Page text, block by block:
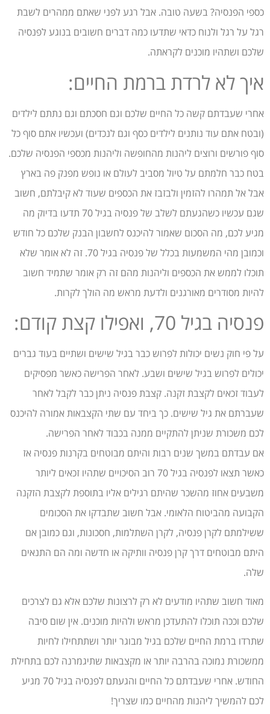
כספי הפנסיה? בשעה טובה. אבל רגע לפני שאתם ממהרים לשבת
רגל על רגל ולנוח כדאי שתדעו כמה דברים חשובים בנוגע לפנסיה
שלכם ושתהיו מוכנים לקראתה.
איך לא לרדת ברמת החיים:
אחרי שעבדתם קשה כל החיים שלכם וגם חסכתם וגם נתתם לילדים
(ובטח אתם עוד נותנים לילדים כסף וגם לנכדים) ועכשיו אתם סוף כל
סוף פורשים ורוצים ליהנות מהחופשה וליהנות מכספי הפנסיה שלכם.
בטח כבר חלמתם על טיול מסביב לעולם או נופש מפנק פה בארץ
אבל אל תמהרו להזמין ולבזבז את הכספים שעוד לא קיבלתם, חשוב
שגם עכשיו כשהגעתם לשלב של פנסיה בגיל 70 תדעו בדיוק מה
מגיע לכם, מה הסכום שאמור להיכנס לחשבון הבנק שלכם כל חודש
וכמובן מהי המשמעות בכלל של פנסיה בגיל 70. זה לא אומר שלא
תוכלו לממש את הכספים וליהנות מהם זה רק אומר שתמיד חשוב
להיות מסודרים מאורגנים ולדעת מראש מה הולך לקרות.
פנסיה בגיל 70, ואפילו קצת קודם:
על פי חוק נשים יכולות לפרוש כבר בגיל שישים ושתיים בעוד גברים
יכולים לפרוש בגיל שישים ושבע. לאחר הפרישה כאשר מפסיקים
לעבוד זכאים לקצבת זקנה. קצבת פנסיה ניתן כבר לקבל לאחר
שעברתם את גיל שישים. כך ביחד עם שתי הקצבאות אמורה להיכנס
לכם משכורת שניתן להתקיים ממנה בכבוד לאחר הפרישה.
אם עבדתם במשך שנים רבות והיתם מבוטחים בקרנות פנסיה אז
כאשר תצאו לפנסיה בגיל 70 רוב הסיכויים שתהיו זכאים ליותר
משבעים אחוז מהשכר שהיתם רגילים אליו בתוספת לקצבת הזקנה
הקבועה מהביטוח הלאומי. אבל חשוב שתבדקו את הסכומים
ששילמתם לקרן פנסיה, לקרן השתלמות, חסכונות, וגם כמובן אם
היתם מבוטחים דרך קרן פנסיה וותיקה או חדשה ומה הם התנאים
שלה.
מאוד חשוב שתהיו מודעים לא רק לרצונות שלכם אלא גם לצרכים
שלכם וככה תוכלו להתעדכן מראש ולהיות מוכנים. אין שום סיבה
שתרדו ברמת החיים שלכם בגיל מבוגר יותר ושתתחילו לחיות
ממשכורת נמוכה בהרבה יותר או מקצבאות שתיגמרנה לכם בתחילת
החודש. אחרי שעבדתם כל החיים והגעתם לפנסיה בגיל 70 מגיע
לכם להמשיך ליהנות מהחיים כמו שצריך!